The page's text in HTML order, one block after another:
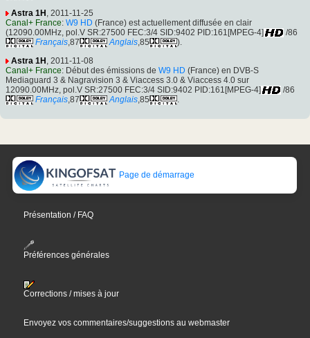
Astra 1H , 2011-11-25
Canal+ France: W9 HD (France) est actuellement diffusée en clair
(12090.00MHz, pol.V SR:27500 FEC:3/4 SID:9402 PID:161[MPEG-4]
/86
Français,87 Anglais,85
).
Astra 1H , 2011-11-08
Canal+ France: Début des émissions de W9 HD (France) en DVB-S
Mediaguard 3 & Nagravision 3 & Viaccess 3.0 & Viaccess 4.0 sur
12090.00MHz, pol.V SR:27500 FEC:3/4 SID:9402 PID:161[MPEG-4]
/86
Français,87 Anglais,85 .
Page de démarrage
Présentation / FAQ
Préférences générales
Corrections / mises à jour
Envoyez vos commentaires/suggestions au webmaster